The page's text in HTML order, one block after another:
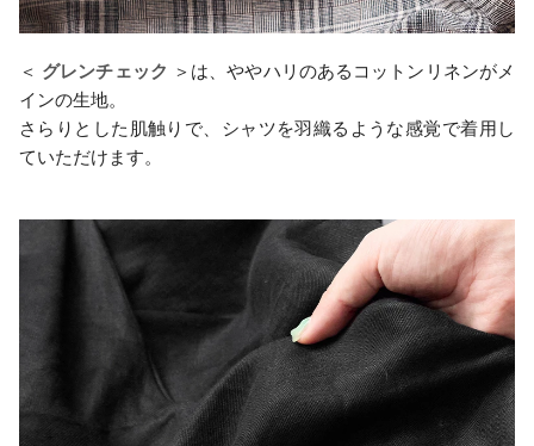
＜ グレンチェック ＞は、ややハリのあるコットンリネンがメ
インの生地。
さらりとした肌触りで、シャツを羽織るような感覚で着用し
ていただけます。